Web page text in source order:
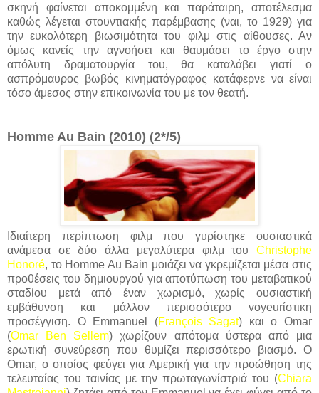
σκηνή φαίνεται αποκομμένη και παράταιρη, αποτέλεσμα
καθώς λέγεται στουντιακής παρέμβασης (ναι, το 1929) για
την ευκολότερη βιωσιμότητα του φιλμ στις αίθουσες. Αν
όμως κανείς την αγνοήσει και θαυμάσει το έργο στην
απόλυτη δραματουργία του, θα καταλάβει γιατί ο
ασπρόμαυρος βωβός κινηματόγραφος κατάφερνε να είναι
τόσο άμεσος στην επικοινωνία του με τον θεατή.
Homme Au Bain (2010) (2*/5)
Ιδιαίτερη περίπτωση φιλμ που γυρίστηκε ουσιαστικά
ανάμεσα σε δύο άλλα μεγαλύτερα φιλμ του Christophe
Honoré, το Homme Au Bain μοιάζει να γκρεμίζεται μέσα στις
προθέσεις του δημιουργού για αποτύπωση του μεταβατικού
σταδίου μετά από έναν χωρισμό, χωρίς ουσιαστική
εμβάθυνση και μάλλον περισσότερο voyeurίστικη
προσέγγιση. Ο Emmanuel (François Sagat) και ο Omar
(Omar Ben Sellem) χωρίζουν απότομα ύστερα από μια
ερωτική συνεύρεση που θυμίζει περισσότερο βιασμό. Ο
Omar, ο οποίος φεύγει για Αμερική για την προώθηση της
τελευταίας του ταινίας με την πρωταγωνίστριά του (Chiara